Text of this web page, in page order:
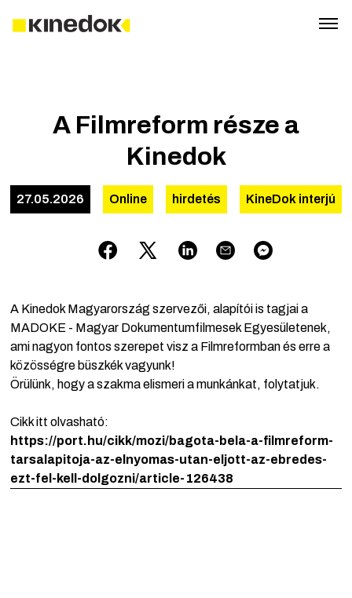
A Filmreform része a
Kinedok
27.05.2026 Online hirdetés KineDok interjú
A Kinedok Magyarország szervezői, alapítói is tagjai a
MADOKE - Magyar Dokumentumfilmesek Egyesületenek,
ami nagyon fontos szerepet visz a Filmreformban és erre a
közösségre büszkék vagyunk!
Örülünk, hogy a szakma elismeri a munkánkat, folytatjuk.
Cikk itt olvasható:
https://port.hu/cikk/mozi/bagota-bela-a-filmreform-
tarsalapitoja-az-elnyomas-utan-eljott-az-ebredes-
ezt-fel-kell-dolgozni/article-126438